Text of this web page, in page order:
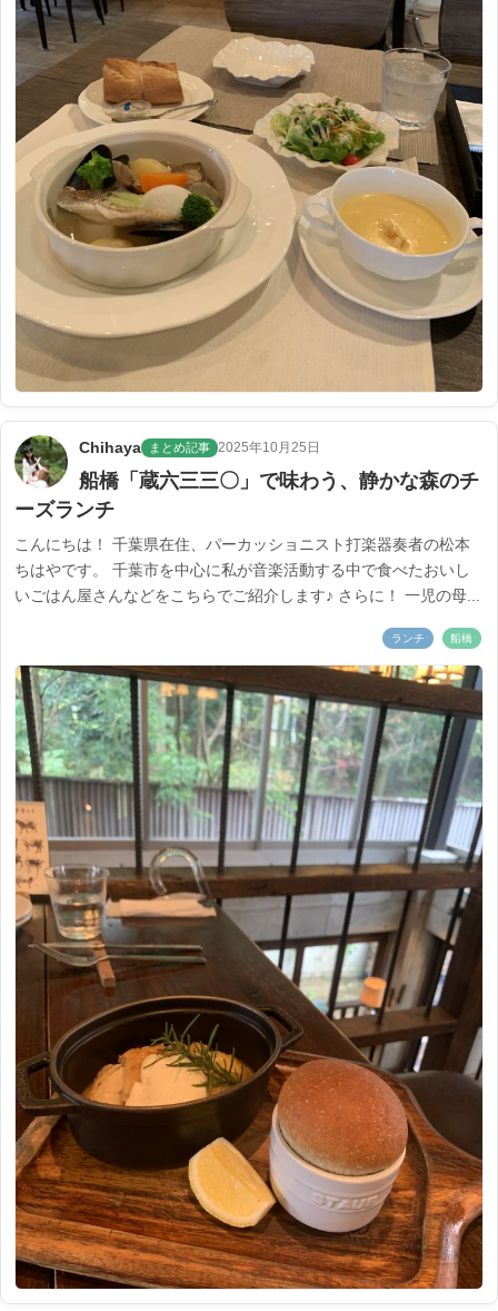
Chihaya まとめ記事 2025年10月25日
船橋「蔵六三三〇」で味わう、静かな森のチ
ーズランチ
こんにちは！ 千葉県在住、パーカッショニスト打楽器奏者の松本
ちはやです。 千葉市を中心に私が音楽活動する中で食べたおいし
いごはん屋さんなどをこちらでご紹介します♪ さらに！ 一児の母...
ランチ 船橋